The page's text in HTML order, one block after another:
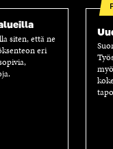
siten, että ne
eri